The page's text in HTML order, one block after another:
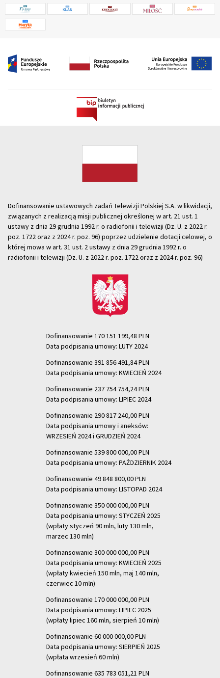
Dofinansowanie ustawowych zadań Telewizji Polskiej S.A. w likwidacji,
związanych z realizacją misji publicznej określonej w art. 21 ust. 1
ustawy z dnia 29 grudnia 1992 r. o radiofonii i telewizji (Dz. U. z 2022 r.
poz. 1722 oraz z 2024 r. poz. 96) poprzez udzielenie dotacji celowej, o
której mowa w art. 31 ust. 2 ustawy z dnia 29 grudnia 1992 r. o
radiofonii i telewizji (Dz. U. z 2022 r. poz. 1722 oraz z 2024 r. poz. 96)
Dofinansowanie 170 151 199,48 PLN
Data podpisania umowy: LUTY 2024
Dofinansowanie 391 856 491,84 PLN
Data podpisania umowy: KWIECIEŃ 2024
Dofinansowanie 237 754 754,24 PLN
Data podpisania umowy: LIPIEC 2024
Dofinansowanie 290 817 240,00 PLN
Data podpisania umowy i aneksów:
WRZESIEŃ 2024 i GRUDZIEŃ 2024
Dofinansowanie 539 800 000,00 PLN
Data podpisania umowy: PAŹDZIERNIK 2024
Dofinansowanie 49 848 800,00 PLN
Data podpisania umowy: LISTOPAD 2024
Dofinansowanie 350 000 000,00 PLN
Data podpisania umowy: STYCZEŃ 2025
(wpłaty styczeń 90 mln, luty 130 mln,
marzec 130 mln)
Dofinansowanie 300 000 000,00 PLN
Data podpisania umowy: KWIECIEŃ 2025
(wpłaty kwiecień 150 mln, maj 140 mln,
czerwiec 10 mln)
Dofinansowanie 170 000 000,00 PLN
Data podpisania umowy: LIPIEC 2025
(wpłaty lipiec 160 mln, sierpień 10 mln)
Dofinansowanie 60 000 000,00 PLN
Data podpisania umowy: SIERPIEŃ 2025
(wpłata wrzesień 60 mln)
Dofinansowanie 635 783 051,21 PLN